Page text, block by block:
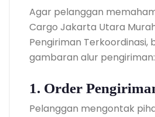
Agar pelanggan
Cargo Jakarta Utara
Pengiriman Terkoordinasi,
gambaran alur pengiriman:
1. Order
Pelanggan mengontak